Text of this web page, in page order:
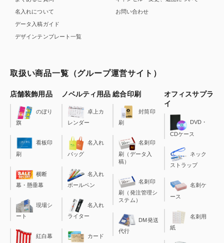
名入れについて
データ入稿ガイド
デザインテンプレート一覧
お問い合わせ
取扱い商品一覧（グループ運営サイト）
店舗装飾用品
のぼり
旗
看板印
刷
横断
幕・懸垂幕
現場シ
ート
紅白幕
ノベルティ用品
卓上カ
レンダー
名入れ
バッグ
名入れ
ボールペン
名入れ
ライター
カード
総合印刷
封筒印
刷
名刺印
刷（データ入
稿）
名刺印
刷（発注管理シ
ステム）
DM発送
代行
オフィスサプラ
イ
DVD・
CDケース
ネック
ストラップ
名刺ケ
ース
名刺用
紙